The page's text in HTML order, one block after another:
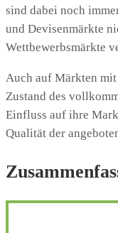
sind dabei noch
und Devisenmärkte
Wettbewerbsmärkte
Auch auf Märkten mit
Zustand des
Einfluss auf ihre
Qualität der